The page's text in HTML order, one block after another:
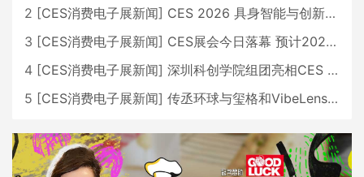
2 [CES消费电子展新闻] CES 2026 具身智能与创新领域 中国公司大放异彩
3 [CES消费电子展新闻] CES展会今日落幕 预计2026行业收入将超五千亿美元
4 [CES消费电子展新闻] 深圳科创学院组团亮相CES 广受好评
5 [CES消费电子展新闻] 传丞环球与玺格和VibeLens共同推出全新耳机